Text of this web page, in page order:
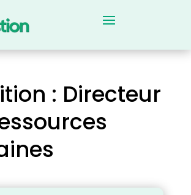
: Directeur